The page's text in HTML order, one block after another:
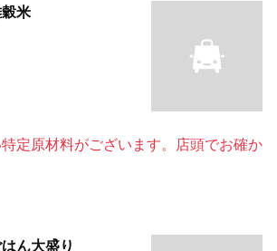
米
定原材料がございます。店頭でお確か
ん大盛り